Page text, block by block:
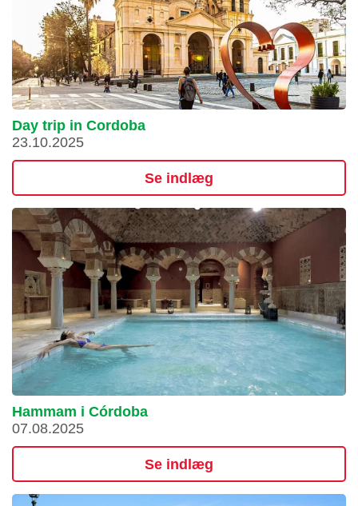
Day trip in Cordoba
23.10.2025
Se indlæg
Hammam i Córdoba
07.08.2025
Se indlæg